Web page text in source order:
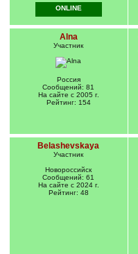
ONLINE
Alna
Участник
Россия
Сообщений: 81
На сайте с 2005 г.
Рейтинг: 154
Belashevskaya
Участник
Новороссийск
Сообщений: 61
На сайте с 2024 г.
Рейтинг: 48